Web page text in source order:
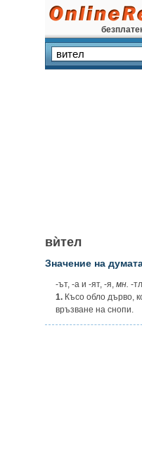
вѝтел
Значение на
-ът, -а и -ят, -я, мн. -
1. Късо обло дърво,
връзване на снопи.